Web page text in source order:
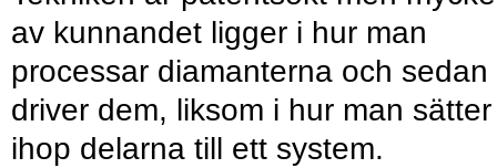
av kunnandet ligger i hur man
processar diamanterna och sedan
driver dem, liksom i hur man sätter
ihop delarna till ett system.